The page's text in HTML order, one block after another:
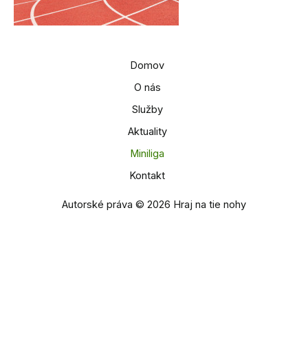
Domov
O nás
Služby
Aktuality
Miniliga
Kontakt
Autorské práva © 2026 Hraj na tie nohy